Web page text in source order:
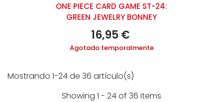
ONE PIECE CARD GAME ST-24:
GREEN JEWELRY BONNEY
16,95 €
Agotado temporalmente
Mostrando 1-24 de 36 artículo(s)
Showing 1 - 24 of 36 items